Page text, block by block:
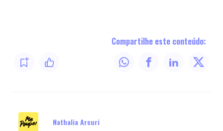
Compartilhe este conteúdo:
Nathalia Arcuri